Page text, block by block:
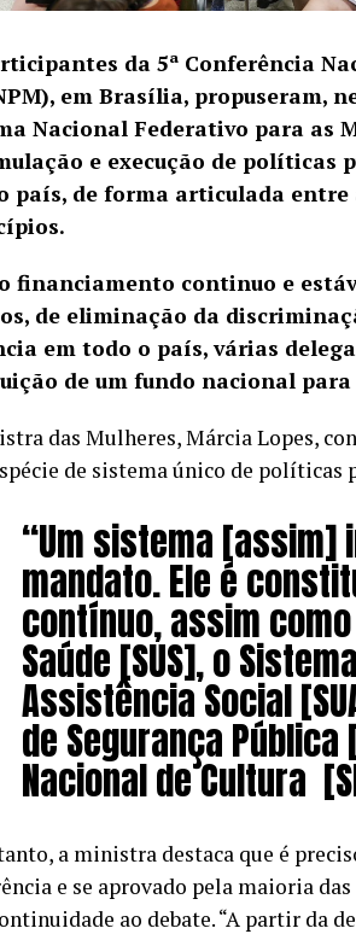
da 5ª Conferência
em Brasília, propuseram,
Nacional Federativo para as
e execução de políticas
país, de forma articulada
financiamento continuo e
de eliminação da
em todo o país, várias
de um fundo nacional para
das Mulheres, Márcia Lopes,
de sistema único de políticas
“Um sistema [assim]
mandato. Ele é
contínuo, assim
Saúde [SUS], o
Assistência Social
de Segurança Pública
Nacional de Cultura
a ministra destaca que é
e se aprovado pela maioria
ao debate. “A partir da